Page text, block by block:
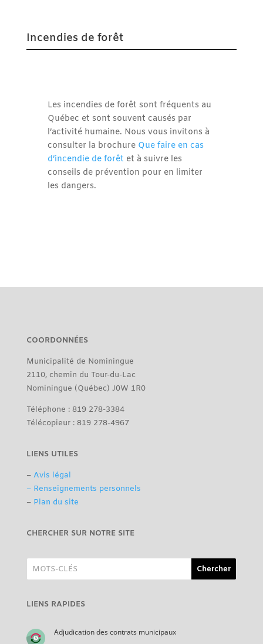
Incendies de forêt
Les incendies de forêt sont fréquents au
Québec et sont souvent causés par
l’activité humaine. Nous vous invitons à
consulter la brochure Que faire en cas
d’incendie de forêt et à suivre les
conseils de prévention pour en limiter
les dangers.
COORDONNÉES
Municipalité de Nominingue
2110, chemin du Tour-du-Lac
Nominingue (Québec) J0W 1R0
Téléphone : 819 278-3384
Télécopieur : 819 278-4967
LIENS UTILES
– Avis légal
– Renseignements personnels
– Plan du site
CHERCHER SUR NOTRE SITE
LIENS RAPIDES
Adjudication des contrats municipaux